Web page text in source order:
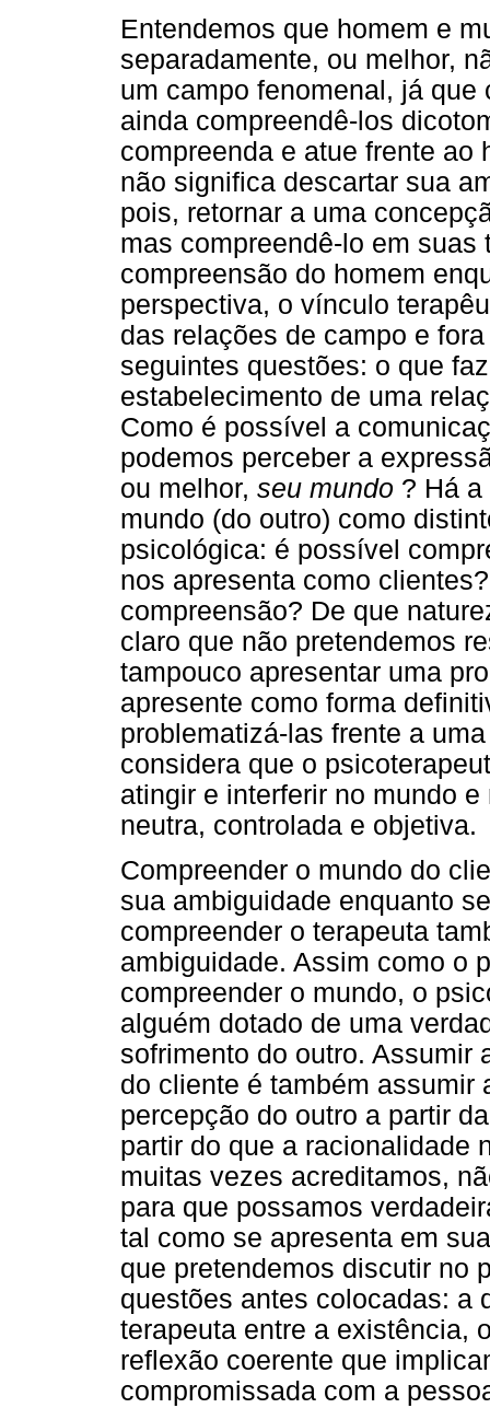
Entendemos que homem e
separadamente, ou melhor,
um campo fenomenal, já
ainda compreendê-los
compreenda e atue frente ao
não significa descartar sua
pois, retornar a uma
mas compreendê-lo em
compreensão do homem
perspectiva, o vínculo
das relações de campo e
seguintes questões: o que
estabelecimento de uma
Como é possível a
podemos perceber a
ou melhor, seu mundo ? Há
mundo (do outro) como
psicológica: é possível
nos apresenta como
compreensão? De que
claro que não pretendemos
tampouco apresentar uma
apresente como forma
problematizá-las frente a
considera que o
atingir e interferir no mundo
neutra, controlada e objetiva.
Compreender o mundo do
sua ambiguidade enquanto
compreender o terapeuta
ambiguidade. Assim como o
compreender o mundo, o
alguém dotado de uma
sofrimento do outro. Assumir
do cliente é também assumir
percepção do outro a partir
partir do que a racionalidade
muitas vezes acreditamos,
para que possamos
tal como se apresenta em
que pretendemos discutir no
questões antes colocadas: a
terapeuta entre a existência,
reflexão coerente que
compromissada com a